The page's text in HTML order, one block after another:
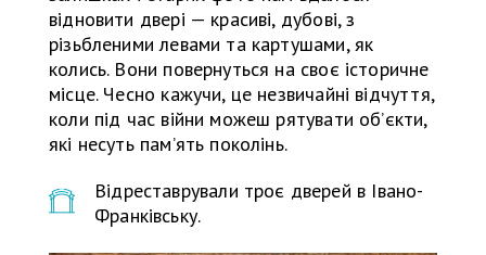
відновити двері — красиві, дубові, з
різьбленими левами та картушами, як
колись. Вони повернуться на своє історичне
місце. Чесно кажучи, це незвичайні відчуття,
коли під час війни можеш рятувати об’єкти,
які несуть пам’ять поколінь.
Відреставрували троє дверей в Івано-
Франківську.